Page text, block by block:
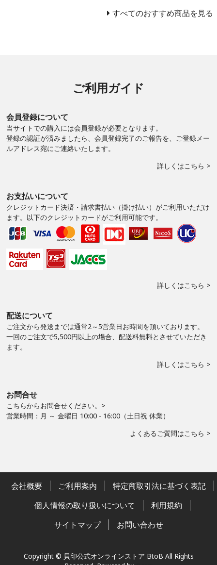
すべてのおすすめ商品を見る
ご利用ガイド
会員登録について
当サイトでの購入には会員登録が必要となります。
登録の認証が済みましたら、会員登録完了のご報告を、ご登録メー
ルアドレス宛にご連絡いたします。
詳しくはこちら >
お支払いについて
クレジットカード決済・請求書払い（掛け払い）がご利用いただけ
ます。以下のクレジットカードがご利用可能です。
詳しくはこちら >
配送について
ご注文から発送までは通常2～5営業日お時間を頂いております。
一回のご注文で5,500円以上の場合、配送料無料とさせていただき
ます。
詳しくはこちら >
お問合せ
こちらからお問合せください。>
営業時間：月 ～ 金曜日 10:00 - 16:00（土日祝 休業）
よくあるご質問はこちら >
会社概要 ご利用案内
特定商取引法に基づく表記
個人情報の取り扱いについて
利用規約
サイトマップ
お問い合わせ
Copyright © 貝印公式オンラインストア BtoB All Rights